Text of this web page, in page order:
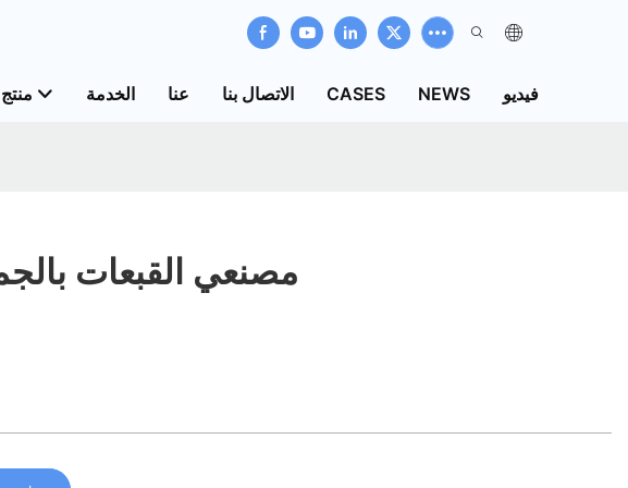
منتج الخدمة عنا الاتصال بنا CASES NEWS فيديو
مصنعي القبعات